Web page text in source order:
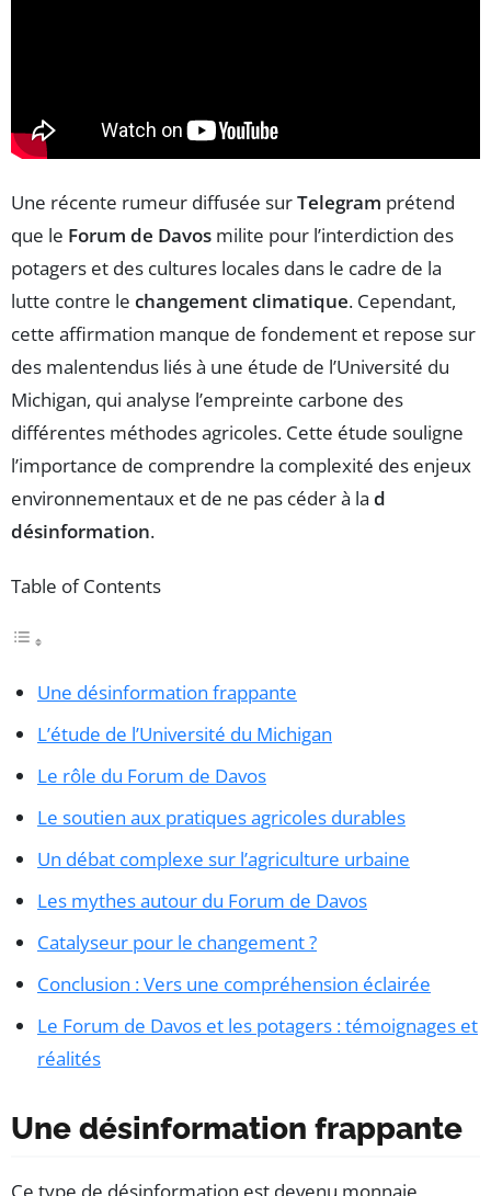
Une récente rumeur diffusée surTelegram prétend
que le Forum de Davos milite pour l’interdiction des
potagers et des cultures locales dans le cadre de la
lutte contre le changement climatique. Cependant,
cette affirmation manque de fondement et repose sur
des malentendus liés à une étude de l’Université du
Michigan, qui analyse l’empreinte carbone des
différentes méthodes agricoles. Cette étude souligne
l’importance de comprendre la complexité des enjeux
environnementaux et de ne pas céder à la d
désinformation.
Table of Contents
Une désinformation frappante
L’étude de l’Université du Michigan
Le rôle du Forum de Davos
Le soutien aux pratiques agricoles durables
Un débat complexe sur l’agriculture urbaine
Les mythes autour du Forum de Davos
Catalyseur pour le changement ?
Conclusion : Vers une compréhension éclairée
Le Forum de Davos et les potagers : témoignages et
réalités
Une désinformation frappante